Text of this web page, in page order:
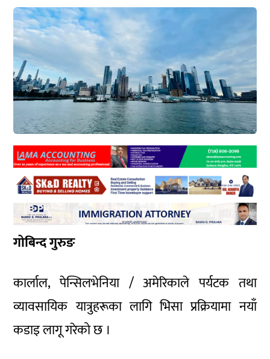
गोबिन्द गुरुङ
कार्लाल, पेन्सिलभेनिया / अमेरिकाले पर्यटक तथा
व्यावसायिक यात्रुहरूका लागि भिसा प्रक्रियामा नयाँ
कडाइ लागू गरेको छ ।